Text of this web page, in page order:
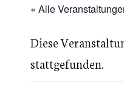
« Alle
Diese
stattgefunden.